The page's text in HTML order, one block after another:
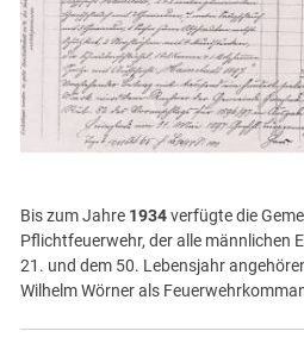
Bis zum Jahre 1934verfügte die
Pflichtfeuerwehr, der alle männlichen
21. und dem 50. Lebensjahr
Wilhelm Wörner als